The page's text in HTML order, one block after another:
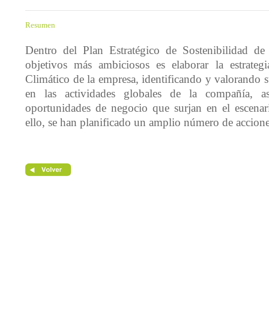
Resumen
Dentro del Plan Estratégico de Sostenibilidad
objetivos más ambiciosos es elaborar la
Climático de la empresa, identificando y valorando
en las actividades globales de la compañía,
oportunidades de negocio que surjan en el
ello, se han planificado un amplio número de